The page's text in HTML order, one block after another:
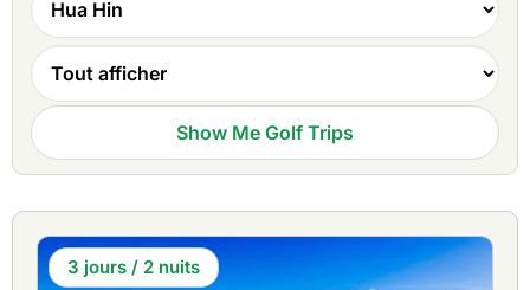
Hua Hin de type links. En jouant le long du golfe de
Thaïlande, on se souvient de la façon dont le golf était
censé être joué à l'origine. . À vingt minutes en voiture vers
l'ouest se trouve
d'un parcours Jack Nicklaus qui figure parmi les 10
meilleurs complexes de golf d'Asie. À quelques minutes en
voiture sur la même route se trouveVue sur le lac
l'Open de Thaïlande en 2007.
LePalm Hills Golf Club
se trouve à moins de 10 minutes
de Hua Hin, ce qui en fait le parcours de championnat le
Show Me Golf Trips
3 jours / 2 nuits